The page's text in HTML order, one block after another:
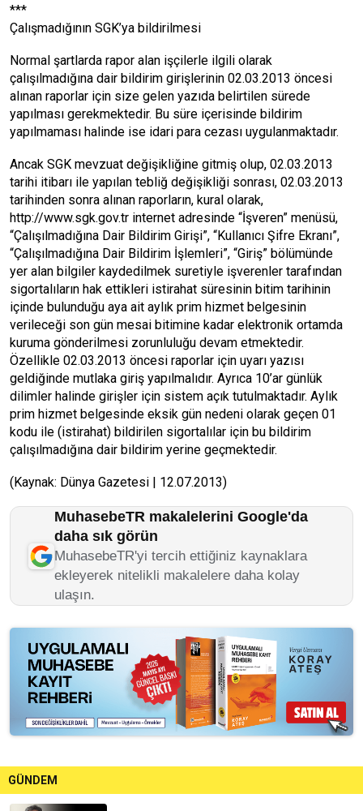
***
Çalışmadığının SGK’ya bildirilmesi
Normal şartlarda rapor alan işçilerle ilgili olarak
çalışılmadığına dair bildirim girişlerinin 02.03.2013 öncesi
alınan raporlar için size gelen yazıda belirtilen sürede
yapılması gerekmektedir. Bu süre içerisinde bildirim
yapılmaması halinde ise idari para cezası uygulanmaktadır.
Ancak SGK mevzuat değişikliğine gitmiş olup, 02.03.2013
tarihi itibarı ile yapılan tebliğ değişikliği sonrası, 02.03.2013
tarihinden sonra alınan raporların, kural olarak,
http://www.sgk.gov.tr internet adresinde “İşveren” menüsü,
“Çalışılmadığına Dair Bildirim Girişi”, “Kullanıcı Şifre Ekranı”,
“Çalışılmadığına Dair Bildirim İşlemleri”, “Giriş” bölümünde
yer alan bilgiler kaydedilmek suretiyle işverenler tarafından
sigortalıların hak ettikleri istirahat süresinin bitim tarihinin
içinde bulunduğu aya ait aylık prim hizmet belgesinin
verileceği son gün mesai bitimine kadar elektronik ortamda
kuruma gönderilmesi zorunluluğu devam etmektedir.
Özellikle 02.03.2013 öncesi raporlar için uyarı yazısı
geldiğinde mutlaka giriş yapılmalıdır. Ayrıca 10’ar günlük
dilimler halinde girişler için sistem açık tutulmaktadır. Aylık
prim hizmet belgesinde eksik gün nedeni olarak geçen 01
kodu ile (istirahat) bildirilen sigortalılar için bu bildirim
çalışılmadığına dair bildirim yerine geçmektedir.
(Kaynak: Dünya Gazetesi | 12.07.2013)
MuhasebeTR makalelerini Google'da
daha sık görün
MuhasebeTR'yi tercih ettiğiniz kaynaklara
ekleyerek nitelikli makalelere daha kolay
ulaşın.
GÜNDEM